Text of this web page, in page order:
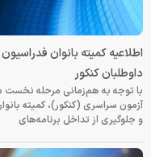
اطلاعیه کمیته بانوان
داوطلبان کنکور
با توجه به هم‌زمانی مرحله نخست
آزمون سراسری (کنکور)، کمیته
و جلوگیری از تداخل برنامه‌های